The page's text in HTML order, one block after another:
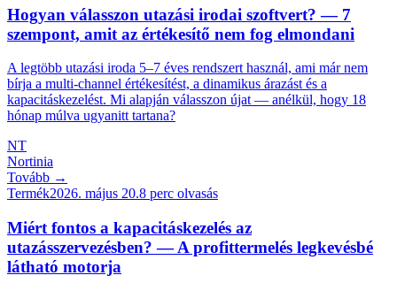
Hogyan válasszon utazási irodai szoftvert? — 7
szempont, amit az értékesítő nem fog elmondani
A legtöbb utazási iroda 5–7 éves rendszert használ, ami már nem
bírja a multi-channel értékesítést, a dinamikus árazást és a
kapacitáskezelést. Mi alapján válasszon újat — anélkül, hogy 18
hónap múlva ugyanitt tartana?
NT
Nortinia
Tovább →
Termék2026. május 20.8 perc olvasás
Miért fontos a kapacitáskezelés az
utazásszervezésben? — A profittermelés legkevésbé
látható motorja